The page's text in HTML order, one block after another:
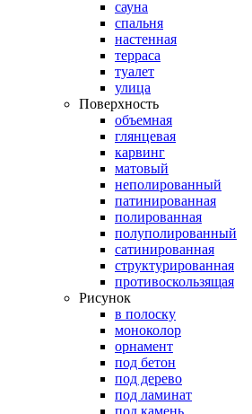
сауна
спальня
настенная
терраса
туалет
улица
Поверхность
объемная
глянцевая
карвинг
матовый
неполированный
патинированная
полированная
полуполированный
сатинированная
структурированная
противоскользящая
Рисунок
в полоску
моноколор
орнамент
под бетон
под дерево
под ламинат
под камень